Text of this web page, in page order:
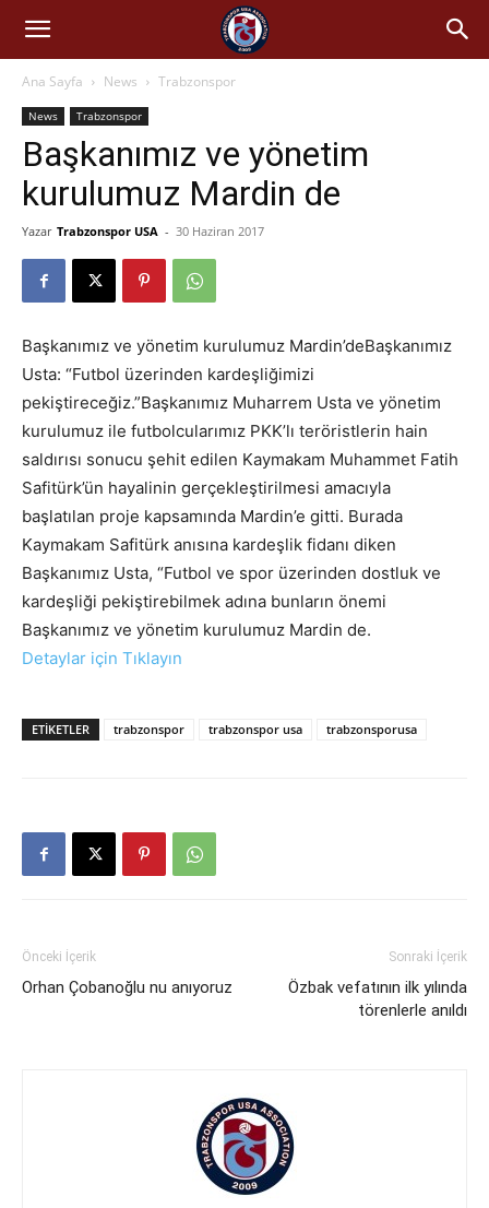
Ana Sayfa News Trabzonspor
News Trabzonspor
Başkanımız ve yönetim
kurulumuz Mardin de
Yazar Trabzonspor USA - 30 Haziran 2017
Başkanımız ve yönetim kurulumuz Mardin’deBaşkanımız
Usta: “Futbol üzerinden kardeşliğimizi
pekiştireceğiz.”Başkanımız Muharrem Usta ve yönetim
kurulumuz ile futbolcularımız PKK’lı teröristlerin hain
saldırısı sonucu şehit edilen Kaymakam Muhammet Fatih
Safitürk’ün hayalinin gerçekleştirilmesi amacıyla
başlatılan proje kapsamında Mardin’e gitti. Burada
Kaymakam Safitürk anısına kardeşlik fidanı diken
Başkanımız Usta, “Futbol ve spor üzerinden dostluk ve
kardeşliği pekiştirebilmek adına bunların önemi
Başkanımız ve yönetim kurulumuz Mardin de.
Detaylar için Tıklayın
ETIKETLER trabzonspor trabzonspor usa trabzonsporusa
Önceki İçerik
Orhan Çobanoğlu nu anıyoruz
Sonraki İçerik
Özbak vefatının ilk yılında
törenlerle anıldı